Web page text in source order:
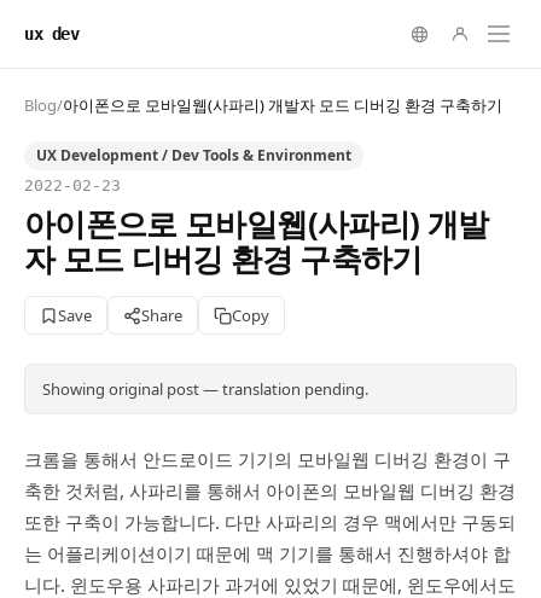
ux dev
Blog/아이폰으로 모바일웹(사파리) 개발자 모드 디버깅 환경 구축하기
UX Development / Dev Tools & Environment
2022-02-23
아이폰으로 모바일웹(사파리) 개발
자 모드 디버깅 환경 구축하기
Save Share Copy
Showing original post — translation pending.
크롬을 통해서 안드로이드 기기의 모바일웹 디버깅 환경이 구
축한 것처럼, 사파리를 통해서 아이폰의 모바일웹 디버깅 환경
또한 구축이 가능합니다. 다만 사파리의 경우 맥에서만 구동되
는 어플리케이션이기 때문에 맥 기기를 통해서 진행하셔야 합
니다. 윈도우용 사파리가 과거에 있었기 때문에, 윈도우에서도